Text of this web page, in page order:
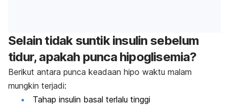
Selain tidak suntik insulin sebelum
tidur, apakah punca hipoglisemia?
Berikut antara punca keadaan hipo waktu malam
mungkin terjadi:
Tahap insulin basal terlalu tinggi